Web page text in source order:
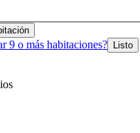
9 o más habitaciones? Listo